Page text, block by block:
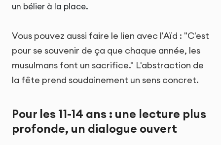
un bélier à la place.
Vous pouvez aussi faire le lien avec l'Aïd : "C'est
pour se souvenir de ça que chaque année, les
musulmans font un sacrifice." L'abstraction de
la fête prend soudainement un sens concret.
Pour les 11-14 ans : une lecture plus
profonde, un dialogue ouvert